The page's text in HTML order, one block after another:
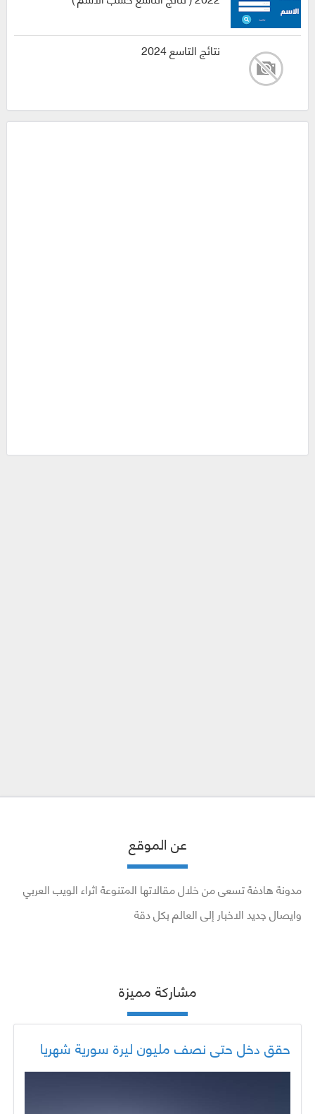
نتائج التاسع 2024
عن الموقع
مدونة هادفة تسعى من خلال مقالاتها المتنوعة اثراء الويب العربي
وايصال جديد الاخبار إلى العالم بكل دقة
مشاركة مميزة
حقق دخل حتى نصف مليون ليرة سورية شهريا